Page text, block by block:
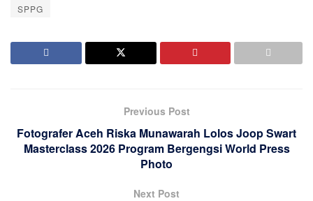
SPPG
Previous Post
Fotografer Aceh Riska Munawarah Lolos Joop Swart
Masterclass 2026 Program Bergengsi World Press
Photo
Next Post